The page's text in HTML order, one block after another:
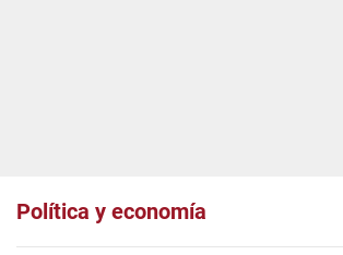
Política y economía